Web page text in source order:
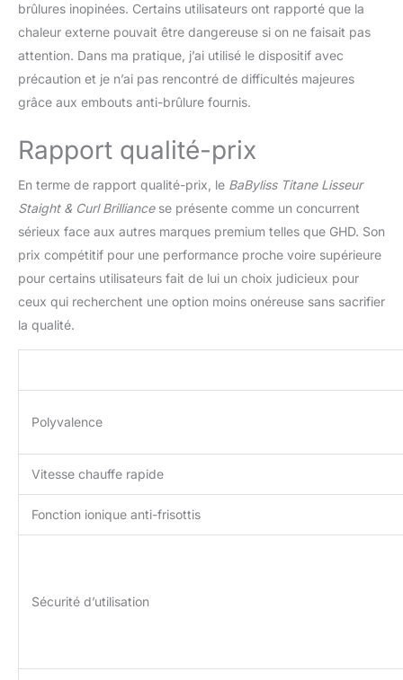
utilisez une chaleur faible
pour éviter les
dommages. Les cheveux
épais ou texturés
peuvent supporter plus
de chaleur. Utilisez
thermoprotecteur avant
le coiffage.
brûlures inopinées. Certains utilisateurs ont rapporté que la
chaleur externe pouvait être dangereuse si on ne faisait pas
attention. Dans ma pratique, j’ai utilisé le dispositif avec
précaution et je n’ai pas rencontré de difficultés majeures
grâce aux embouts anti-brûlure fournis.
Rapport qualité-prix
En terme de rapport qualité-prix, le BaByliss Titane Lisseur
Staight & Curl Brilliancese présente comme un concurrent
sérieux face aux autres marques premium telles que GHD. Son
prix compétitif pour une performance proche voire supérieure
pour certains utilisateurs fait de lui un choix judicieux pour
ceux qui recherchent une option moins onéreuse sans sacrifier
la qualité.
Polyvalence
Vitesse chauffe rapide
Fonction ionique anti-frisottis
Sécurité d’utilisation